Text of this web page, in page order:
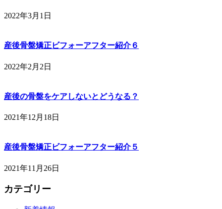
2022年3月1日
産後骨盤矯正ビフォーアフター紹介６
2022年2月2日
産後の骨盤をケアしないとどうなる？
2021年12月18日
産後骨盤矯正ビフォーアフター紹介５
2021年11月26日
カテゴリー